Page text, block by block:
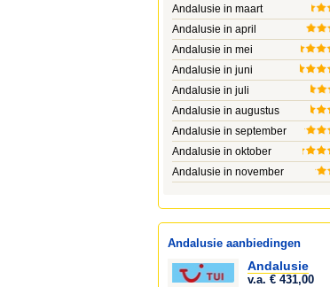
Andalusie in maart
Andalusie in april
Andalusie in mei
Andalusie in juni
Andalusie in juli
Andalusie in augustus
Andalusie in september
Andalusie in oktober
Andalusie in november
Andalusie aanbiedingen
Andalusie
v.a. € 431,00